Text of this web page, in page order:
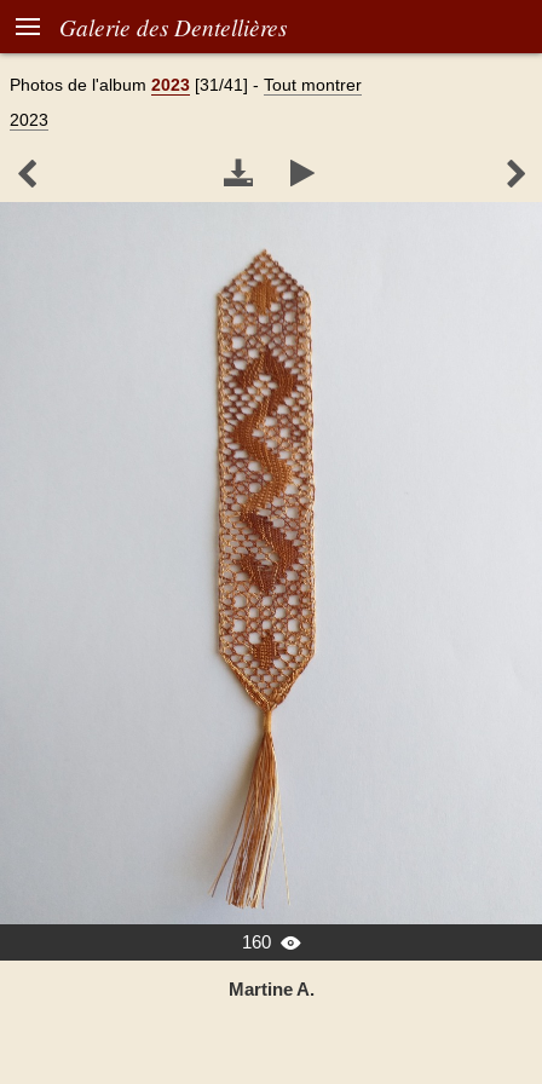
 Galerie des Dentellières
Photos de l'album 2023 [31/41] - Tout montrer
2023
   
160 
Martine A.